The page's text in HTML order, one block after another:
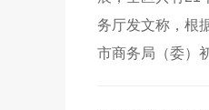
务厅发文称，根
市商务局（委）